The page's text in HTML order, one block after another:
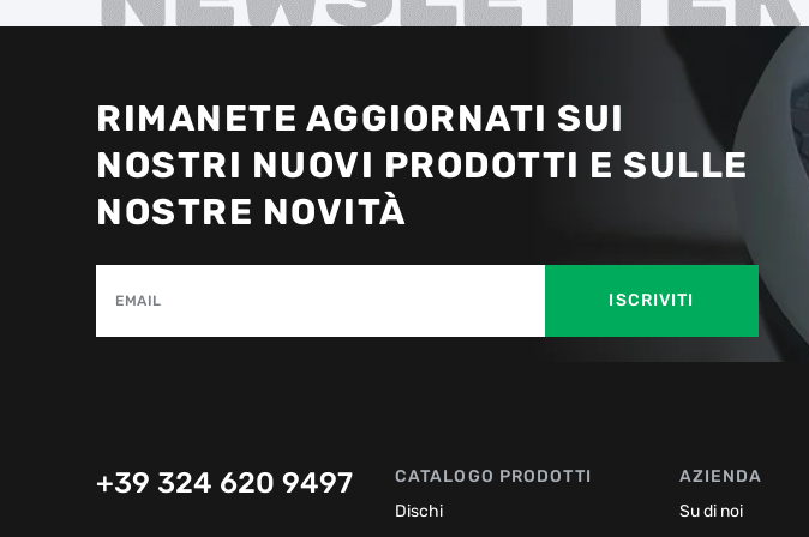
RIMANETE AGGIORNATI SUI
NOSTRI NUOVI PRODOTTI E SULLE
NOSTRE NOVITÀ
EMAIL ISCRIVITI
+39 324 620 9497
CATALOGO PRODOTTI
Dischi
AZIENDA
Su di noi